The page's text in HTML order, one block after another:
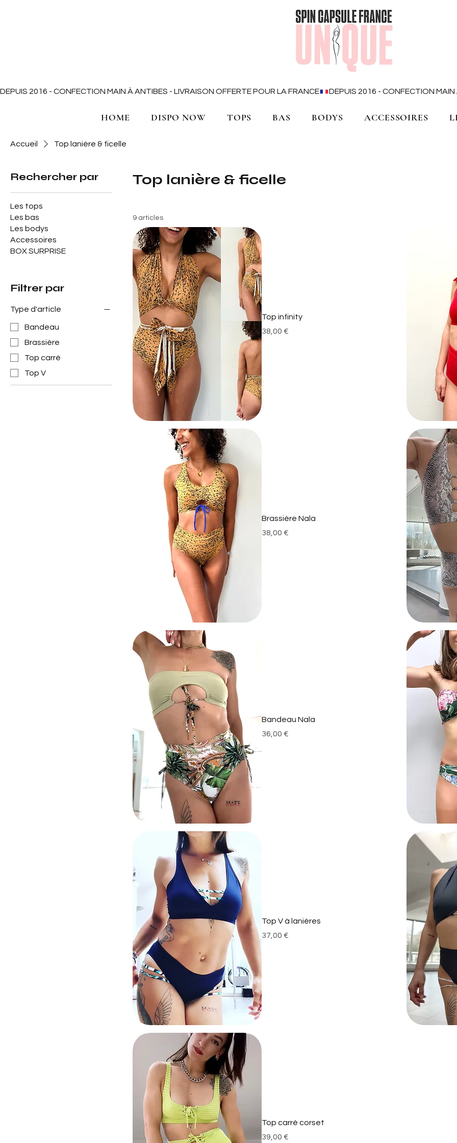
DEPUIS 2016 - CONFECTION MAIN À ANTIBES - LIVRAISON OFFERTE POUR LA FRANCE
HOME DISPO NOW TOPS BAS BODYS ACCESSOIRES
Accueil Top lanière & ficelle
Rechercher par
Les tops
Les bas
Les bodys
Accessoires
BOX SURPRISE
Filtrer par
Type d'article
Bandeau
Brassière
Top carré
Top V
Top lanière & ficelle
9 articles
Top infinity
Prix
38,00 €
Brassière Nala
Prix
38,00 €
Bandeau Nala
Prix
36,00 €
Top V à lanières
Prix
37,00 €
Top carré corset
Prix
39,00 €